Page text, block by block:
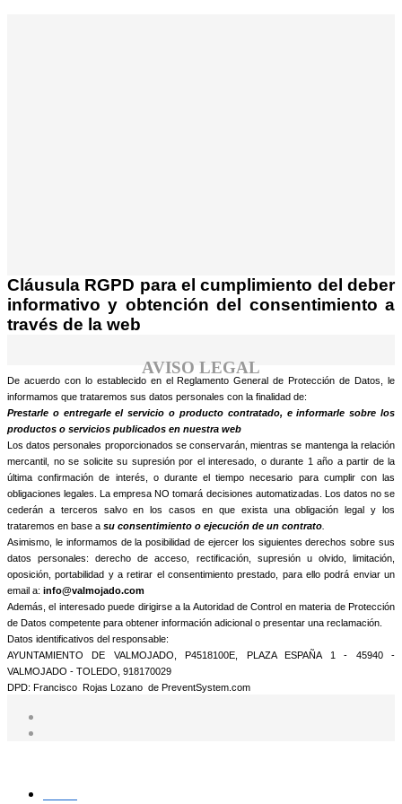
Cláusula RGPD para el cumplimiento del deber
informativo y obtención del consentimiento a
AVISO LEGAL
De acuerdo con lo establecido en el Reglamento General de Protección de Datos, le
informamos que trataremos sus datos personales con la finalidad de:
Prestarle o entregarle el servicio o producto contratado, e informarle sobre los
productos o servicios publicados en nuestra web
Los datos personales proporcionados se conservarán, mientras se mantenga la relación
mercantil, no se solicite su supresión por el interesado, o durante 1 año a partir de la
última confirmación de interés, o durante el tiempo necesario para cumplir con las
obligaciones legales. La empresa NO tomará decisiones automatizadas. Los datos no se
cederán a terceros salvo en los casos en que exista una obligación legal y los
trataremos en base asu consentimiento o ejecución de un contrato .
Asimismo, le informamos de la posibilidad de ejercer los siguientes derechos sobre sus
datos personales: derecho de acceso, rectificación, supresión u olvido, limitación,
oposición, portabilidad y a retirar el consentimiento prestado, para ello podrá enviar un
email a:info@valmojado.com
Además, el interesado puede dirigirse a la Autoridad de Control en materia de Protección
de Datos competente para obtener información adicional o presentar una reclamación.
Datos identificativos del responsable:
AYUNTAMIENTO DE VALMOJADO, P4518100E, PLAZA ESPAÑA 1 - 45940 -